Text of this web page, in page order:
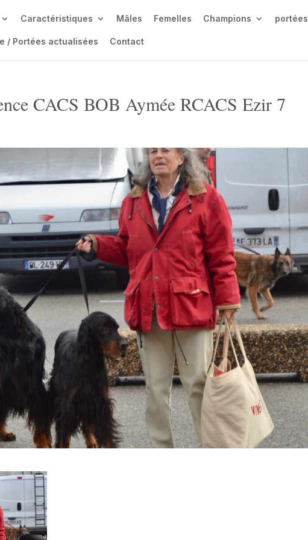
Caractéristiques Mâles Femelles Champions portées
/ Portées actualisées Contact
CACS BOB Aymée RCACS Ezir 7